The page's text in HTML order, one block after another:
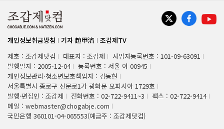
개인정보취급방침 기자 趙甲濟
조갑제TV
제호 : 조갑제닷컴
대표자 : 조갑제
사업자등록번호 : 101-09-63091
발행일자 : 2005-12-04
등록번호 : 서울 아 00945
개인정보관리·청소년보호책임자 : 김동현
서울특별시 종로구 신문로1가 광화문 오피시아 1729호
발행·편집인 : 조갑제
전화번호 : 02-722-9411~3
팩스 : 02-722-9414
메일 : webmaster@chogabje.com
국민은행 360101-04-065553(예금주 : 조갑제닷컴)